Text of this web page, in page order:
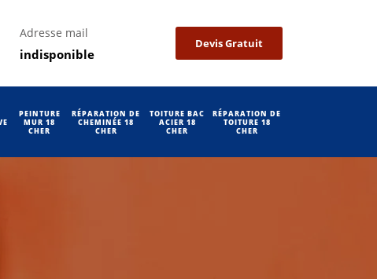
Adresse mail
indisponible
Devis Gratuit
PEINTURE
MUR 18
CHER
RÉPARATION DE
CHEMINÉE 18
CHER
TOITURE BAC
ACIER 18
CHER
RÉPARATION DE
TOITURE 18
CHER